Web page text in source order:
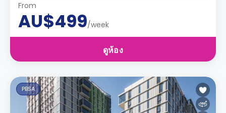
From
AU$499/week
ดูห้อง
PBSA